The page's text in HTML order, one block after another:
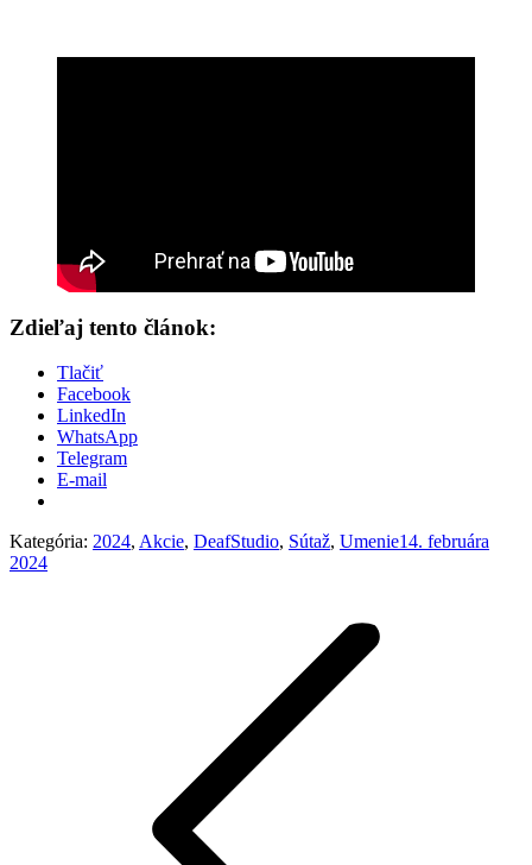
Zdieľaj tento článok:
Tlačiť
Facebook
LinkedIn
WhatsApp
Telegram
E-mail
Kategória: 2024, Akcie, DeafStudio, Sútaž, Umenie14. februára
2024